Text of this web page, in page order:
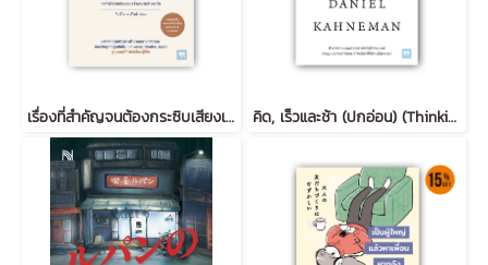
เรื่องที่สำคัญจนต้องกระซิบเสียงเบา (苦しかったときの話をしようか) คิด, เร็วและช้า (ปกอ่อน) (Thinking, Fast and Slow)